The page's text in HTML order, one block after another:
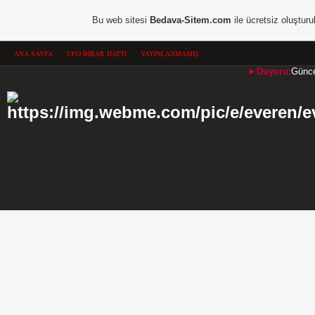
ANA SAYFA UFO İHBAR HATTI YAYINLANMAMIŞ
►Duyuru:
Bu web sitesi Bedava-Sitem.com ile ücretsiz